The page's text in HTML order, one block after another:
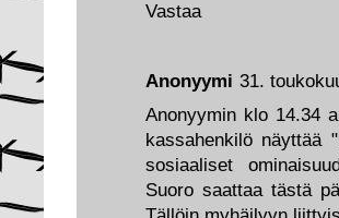
Anonyymi 31.
Anonyymin klo 14.34
kassahenkilö näyttää
sosiaaliset
Suoro saattaa tästä
Vastaa